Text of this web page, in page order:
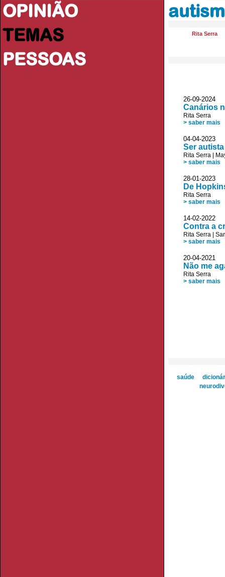
OPINIÃO
TEMAS
PESSOAS
Rita Serra
26-09-
Canários
Rita Serra
> saber mais
04-04-2023
Ser
Rita Serra
> saber mais
28-01-
De
Rita Serra
> saber mais
14-02-
Contra a
Rita Serra
> saber mais
20-04-
Não me
Rita Serra
> saber mais
saúde